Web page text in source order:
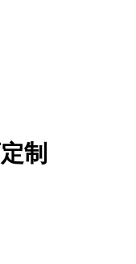
制